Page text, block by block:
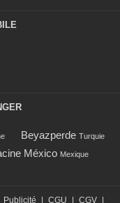
Beyazperde Turquie
México Mexique
Publicité CGU CGV